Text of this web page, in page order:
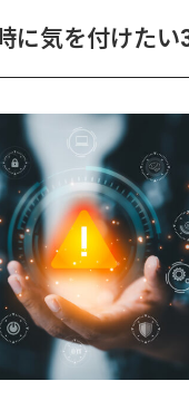
に気を付けたい